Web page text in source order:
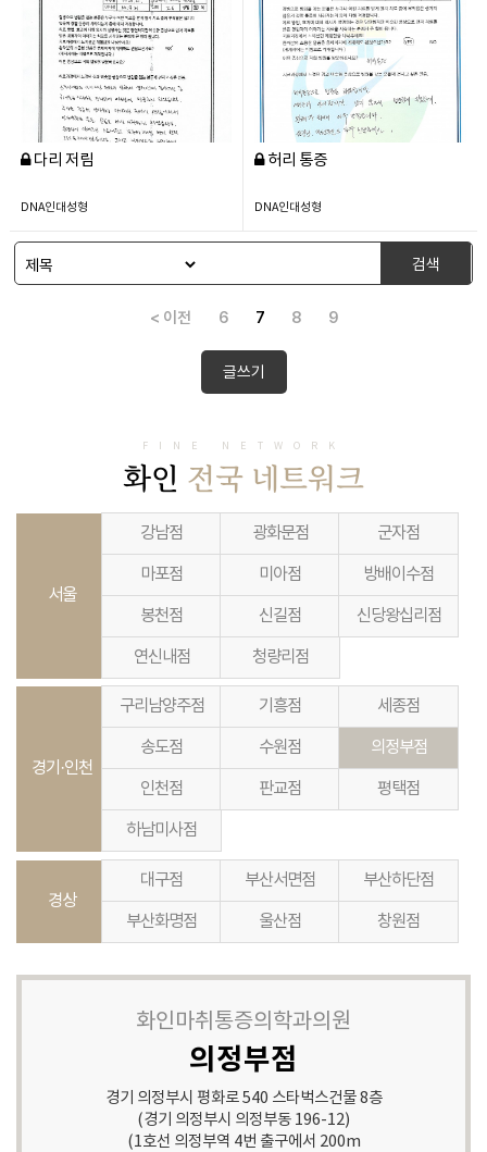
다리 저림
DNA인대성형
허리 통증
DNA인대성형
검색
< 이전 6 7 8 9
글쓰기
FINE NETWORK
화인 전국 네트워크
서울
강남점 광화문점 군자점
마포점 미아점 방배이수점
봉천점 신길점 신당왕십리점
연신내점 청량리점
경기·인천
구리남양주점 기흥점 세종점
송도점 수원점 의정부점
인천점 판교점 평택점
하남미사점
경상
대구점 부산서면점 부산하단점
부산화명점 울산점 창원점
화인마취통증의학과의원
의정부점
경기 의정부시 평화로 540 스타벅스건물 8층
(경기 의정부시 의정부동 196-12)
(1호선 의정부역 4번 출구에서 200m